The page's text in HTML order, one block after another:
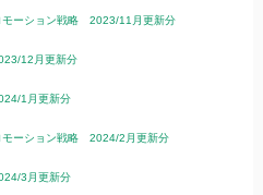
ーション戦略 2023/11月更新分
12月更新分
月更新分
ーション戦略 2024/2月更新分
3月更新分